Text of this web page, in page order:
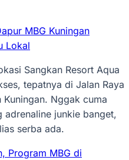
MBG Kuningan
Lokal‎‎
Sangkan Resort Aqua
tepatnya di Jalan Raya
Kuningan. Nggak cuma
adrenaline junkie banget,
serba ada.
Program MBG di